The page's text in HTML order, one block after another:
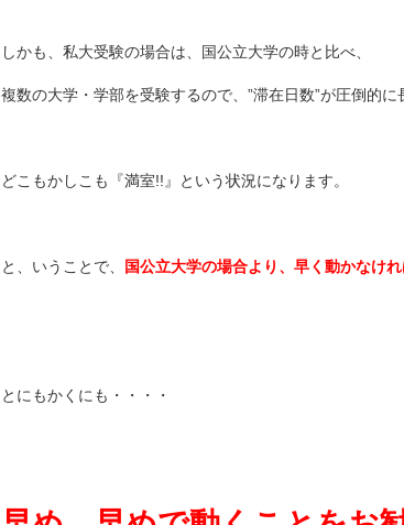
しかも、私大受験の場合は、国公立大学の時と比べ、
複数の大学・学部を受験するので、”滞在日数”が圧倒的に
どこもかしこも『満室!!』という状況になります。
と、いうことで、 国公立大学の場合より、早く動かなけ
とにもかくにも・・・・